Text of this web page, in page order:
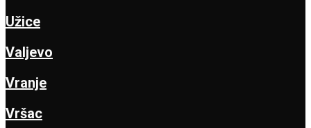
Užice
Valjevo
Vranje
Vršac